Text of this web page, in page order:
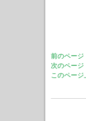
前のペー
次のペー
このページ